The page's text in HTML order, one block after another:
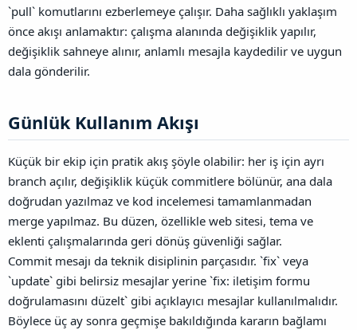
`pull` komutlarını ezberlemeye çalışır. Daha sağlıklı yaklaşım
önce akışı anlamaktır: çalışma alanında değişiklik yapılır,
değişiklik sahneye alınır, anlamlı mesajla kaydedilir ve uygun
dala gönderilir.
Günlük Kullanım Akışı​
Küçük bir ekip için pratik akış şöyle olabilir: her iş için ayrı
branch açılır, değişiklik küçük commitlere bölünür, ana dala
doğrudan yazılmaz ve kod incelemesi tamamlanmadan
merge yapılmaz. Bu düzen, özellikle web sitesi, tema ve
eklenti çalışmalarında geri dönüş güvenliği sağlar.
Commit mesajı da teknik disiplinin parçasıdır. `fix` veya
`update` gibi belirsiz mesajlar yerine `fix: iletişim formu
doğrulamasını düzelt` gibi açıklayıcı mesajlar kullanılmalıdır.
Böylece üç ay sonra geçmişe bakıldığında kararın bağlamı